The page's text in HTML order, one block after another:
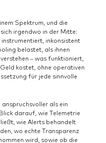
Spektrum, und die
irgendwo in der Mitte:
inkonsistent
belastet, als ihnen
– was funktioniert,
kostet, ohne operativen
für jede sinnvolle
als ein
darauf, wie Telemetrie
wie Alerts behandelt
wo echte Transparenz
wird, sowie ob die